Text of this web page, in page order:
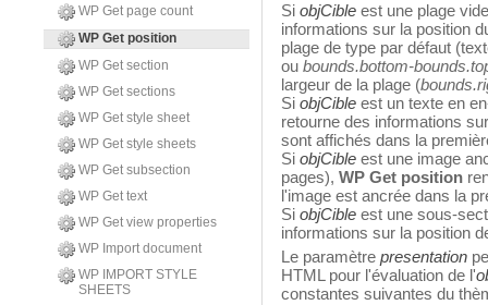
WP Get page count
WP Get position
WP Get section
WP Get sections
WP Get style sheet
WP Get style sheets
WP Get subsection
WP Get text
WP Get view properties
WP Import document
WP IMPORT STYLE
SHEETS
Si objCible est une plage
informations sur la position
plage de type par défaut
ou bounds.bottom-
largeur de la plage (
Si objCible est un texte en
retourne des informations
sont affichés dans la
Si objCible est une image
pages), WP Get position
l'image est ancrée dans la
Si objCible est une sous-
informations sur la position
Le paramètre presentation
HTML pour l'évaluation de l'
constantes suivantes du